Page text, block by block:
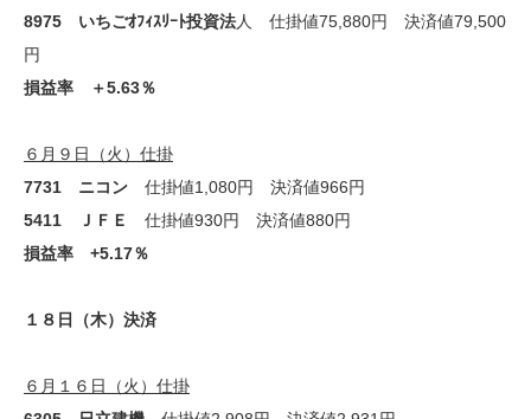
8975 いちごｵﾌｨｽﾘｰﾄ投資法人 仕掛値75,880円 決済値79,500
円
損益率 ＋5.63％
６月９日（火）仕掛
7731 ニコン 仕掛値1,080円 決済値966円
5411 ＪＦＥ
仕掛値930円 決済値880円
損益率 +5.17％
１８日（木）決済
６月１６日（火）仕掛